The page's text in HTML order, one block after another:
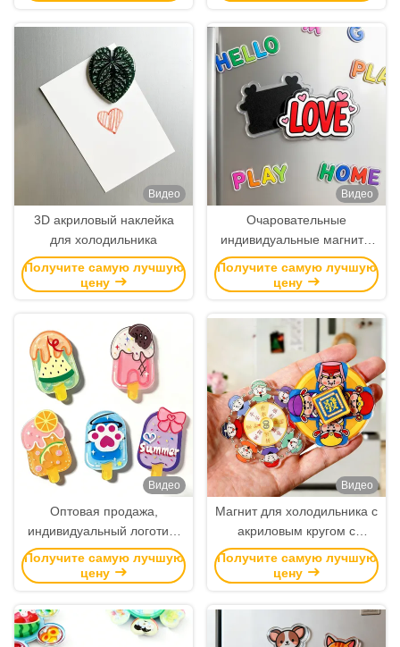
продажи сувениров и
подарков
для девочек
Видео
3D акриловый наклейка
для холодильника
Получите самую лучшую
цену
Видео
Очаровательные
индивидуальные магниты
для холодильников для
животных -
акриловый декор премиум
класса и уникальная идея
подарка
Получите самую лучшую
цену
Видео
Оптовая продажа,
индивидуальный логотип,
летняя наклейка на
холодильник с мороженым,
акриловый магнит на
холодильник
Получите самую лучшую
цену
Видео
Магнит для холодильника с
акриловым кругом с
спином
Получите самую лучшую
цену